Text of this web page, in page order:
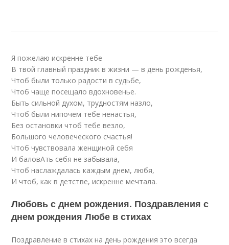
Я пожелаю искренне тебе
В твой главный праздник в жизни — в день рожденья,
Чтоб были только радости в судьбе,
Чтоб чаще посещало вдохновенье.
Быть сильной духом, трудностям назло,
Чтоб были нипочем тебе ненастья,
Без остановки чтоб тебе везло,
Большого человеческого счастья!
Чтоб чувствовала женщиной себя
И баловАть себя не забывала,
Чтоб наслаждалась каждым днем, любя,
И чтоб, как в детстве, искренне мечтала.
Любовь с днем рождения. Поздравления с
днем рождения Любе в стихах
Поздравление в стихах на день рождения это всегда